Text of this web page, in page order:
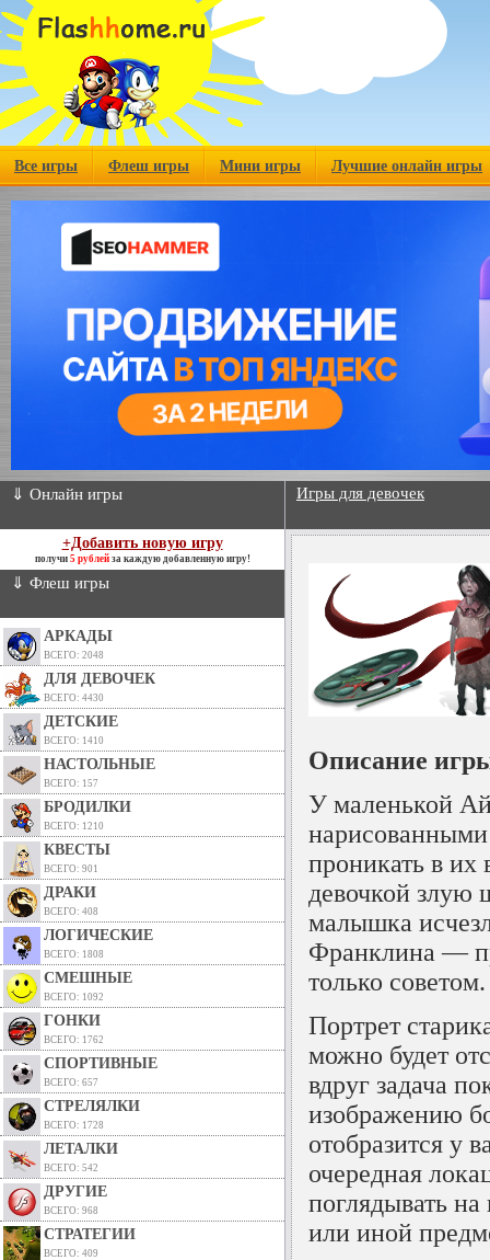
Все игры Флеш игры Мини игры Лучшие онлайн игры
⇓ Онлайн игры
+Добавить новую игру
получи 5 рублейза каждую добавленную игру!
⇓ Флеш игры
АРКАДЫ
ВСЕГО: 2048
ДЛЯ ДЕВОЧЕК
ВСЕГО: 4430
ДЕТСКИЕ
ВСЕГО: 1410
НАСТОЛЬНЫЕ
ВСЕГО: 157
БРОДИЛКИ
ВСЕГО: 1210
КВЕСТЫ
ВСЕГО: 901
ДРАКИ
ВСЕГО: 408
ЛОГИЧЕСКИЕ
ВСЕГО: 1808
СМЕШНЫЕ
ВСЕГО: 1092
ГОНКИ
ВСЕГО: 1762
СПОРТИВНЫЕ
ВСЕГО: 657
СТРЕЛЯЛКИ
ВСЕГО: 1728
ЛЕТАЛКИ
ВСЕГО: 542
ДРУГИЕ
ВСЕГО: 968
СТРАТЕГИИ
ВСЕГО: 409
Игры для девочек
Описание
У маленькой
проникать в
девочкой злую
малышка
Франклина —
только советом.
Портрет
можно будет
вдруг задача
изображению
отобразится у
очередная
поглядывать
или иной